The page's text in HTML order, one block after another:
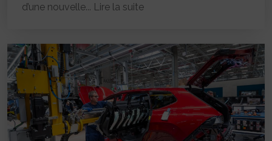
d’une nouvelle... Lire la suite